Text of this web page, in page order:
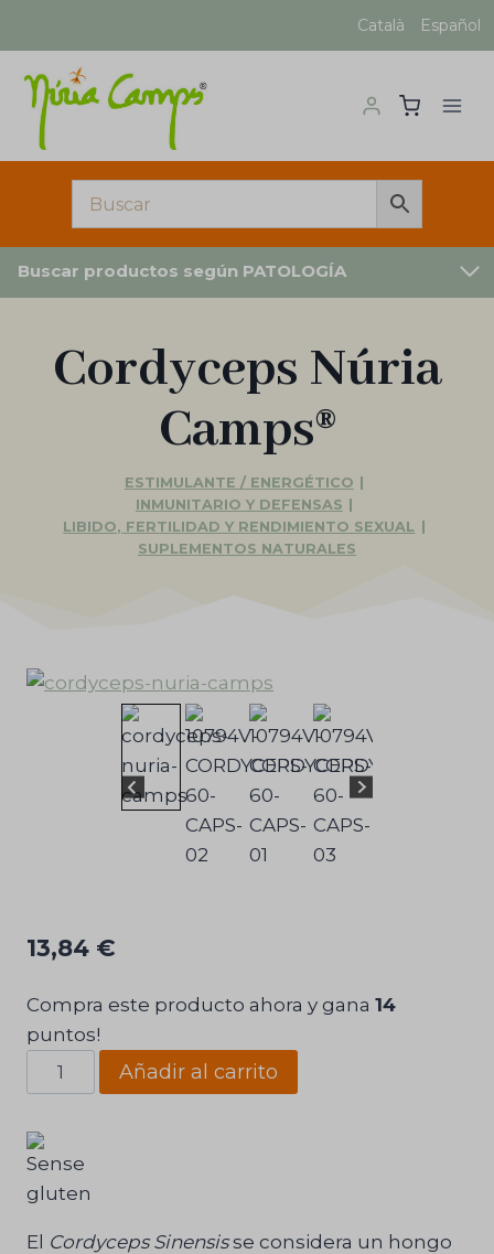
contenido
Català Español
Buscar productos según PATOLOGÍA
Cordyceps Núria
Camps®
ESTIMULANTE / ENERGÉTICO
INMUNITARIO Y DEFENSAS
LIBIDO, FERTILIDAD Y RENDIMIENTO SEXUAL
SUPLEMENTOS NATURALES
13,84 €
Compra este producto ahora y gana 14
puntos!
Cordyceps
Núria
cantidad
Añadir al carrito
El Cordyceps Sinensisse considera un hongo